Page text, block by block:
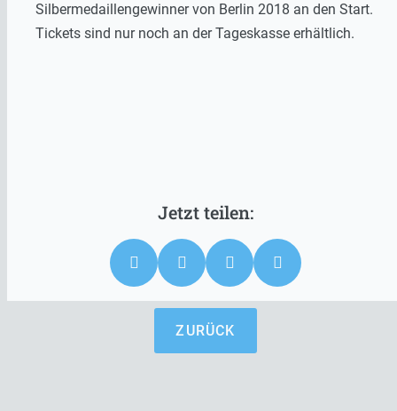
Silbermedaillengewinner von Berlin 2018 an den Start.
Tickets sind nur noch an der Tageskasse erhältlich.
ZURÜCK